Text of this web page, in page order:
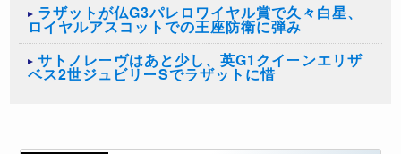
ラザットが仏G3パレロワイヤル賞で久々白星、
ロイヤルアスコットでの王座防衛に弾み
サトノレーヴはあと少し、英G1クイーンエリザ
ベス2世ジュビリーSでラザットに惜